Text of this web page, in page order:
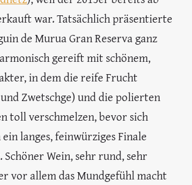
war. Tatsächlich präsentierte
de Murua Gran Reserva ganz
gereift mit schönem,
in dem die reife Frucht
Zwetschge) und die polierten
toll verschmelzen, bevor sich
langes, feinwürziges Finale
Wein, sehr rund, sehr
vor allem das Mundgefühl macht